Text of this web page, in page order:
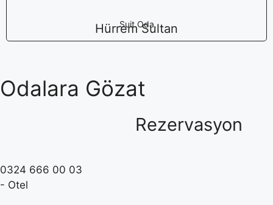
Hürrem Sultan
Suit Oda
Odalara Gözat
Rezervasyon
0324 666 00 03
- Otel